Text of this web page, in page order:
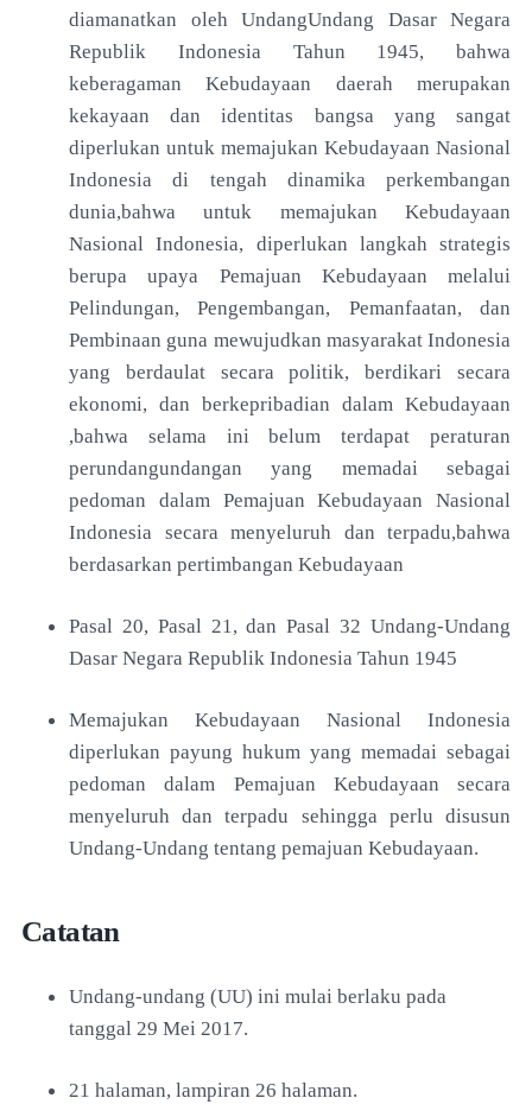
diamanatkan oleh UndangUndang Dasar Negara
Republik Indonesia Tahun 1945, bahwa
keberagaman Kebudayaan daerah merupakan
kekayaan dan identitas bangsa yang sangat
diperlukan untuk memajukan Kebudayaan Nasional
Indonesia di tengah dinamika perkembangan
dunia,bahwa untuk memajukan Kebudayaan
Nasional Indonesia, diperlukan langkah strategis
berupa upaya Pemajuan Kebudayaan melalui
Pelindungan, Pengembangan, Pemanfaatan, dan
Pembinaan guna mewujudkan masyarakat Indonesia
yang berdaulat secara politik, berdikari secara
ekonomi, dan berkepribadian dalam Kebudayaan
,bahwa selama ini belum terdapat peraturan
perundangundangan yang memadai sebagai
pedoman dalam Pemajuan Kebudayaan Nasional
Indonesia secara menyeluruh dan terpadu,bahwa
berdasarkan pertimbangan Kebudayaan
Pasal 20, Pasal 21, dan Pasal 32 Undang-Undang
Dasar Negara Republik Indonesia Tahun 1945
Memajukan Kebudayaan Nasional Indonesia
diperlukan payung hukum yang memadai sebagai
pedoman dalam Pemajuan Kebudayaan secara
menyeluruh dan terpadu sehingga perlu disusun
Undang-Undang tentang pemajuan Kebudayaan.
Catatan
Undang-undang (UU) ini mulai berlaku pada
tanggal 29 Mei 2017.
21 halaman, lampiran 26 halaman.